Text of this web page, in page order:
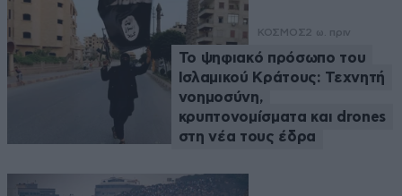
ΚΟΣΜΟΣ2 ω. πριν
Το ψηφιακό πρόσωπο του
Ισλαμικού Κράτους: Τεχνητή
νοημοσύνη,
κρυπτονομίσματα και drones
στη νέα τους έδρα